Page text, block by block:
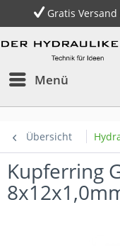
Gratis
Menü
Übersicht
Kupferring